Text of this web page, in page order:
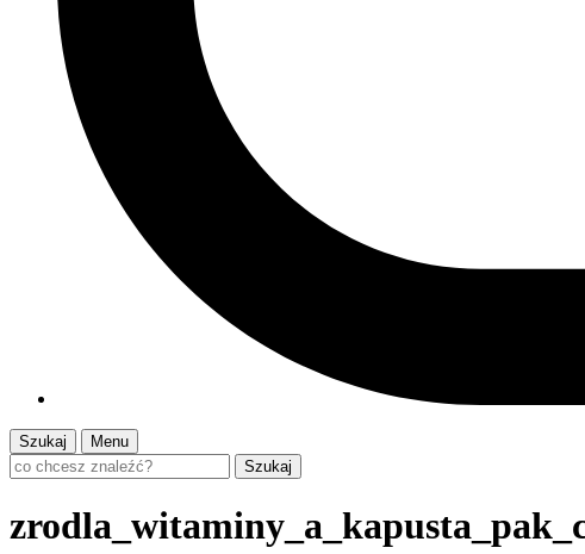
Szukaj
Menu
Szukaj